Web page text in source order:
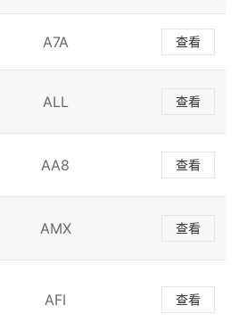
A7A 查看
ALL 查看
AA8 查看
AMX 查看
AFI 查看